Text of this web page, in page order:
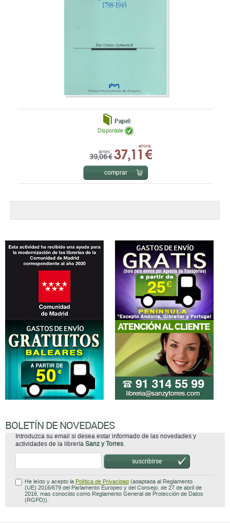
Papel:
antes:
39,06 €
ahora:
37,11 €
Disponible
comprar
BOLETÍN DE NOVEDADES
Introduzca su email si desea estar informado de las novedades y
actividades de la librería Sanz y Torres.
suscribirse
He leído y acepto la Política de Privacidad (adaptada al Reglamento
(UE) 2016/679 del Parlamento Europeo y del Consejo, de 27 de abril de
2016, mas conocido como Reglamento General de Protección de Datos
(RGPD)).